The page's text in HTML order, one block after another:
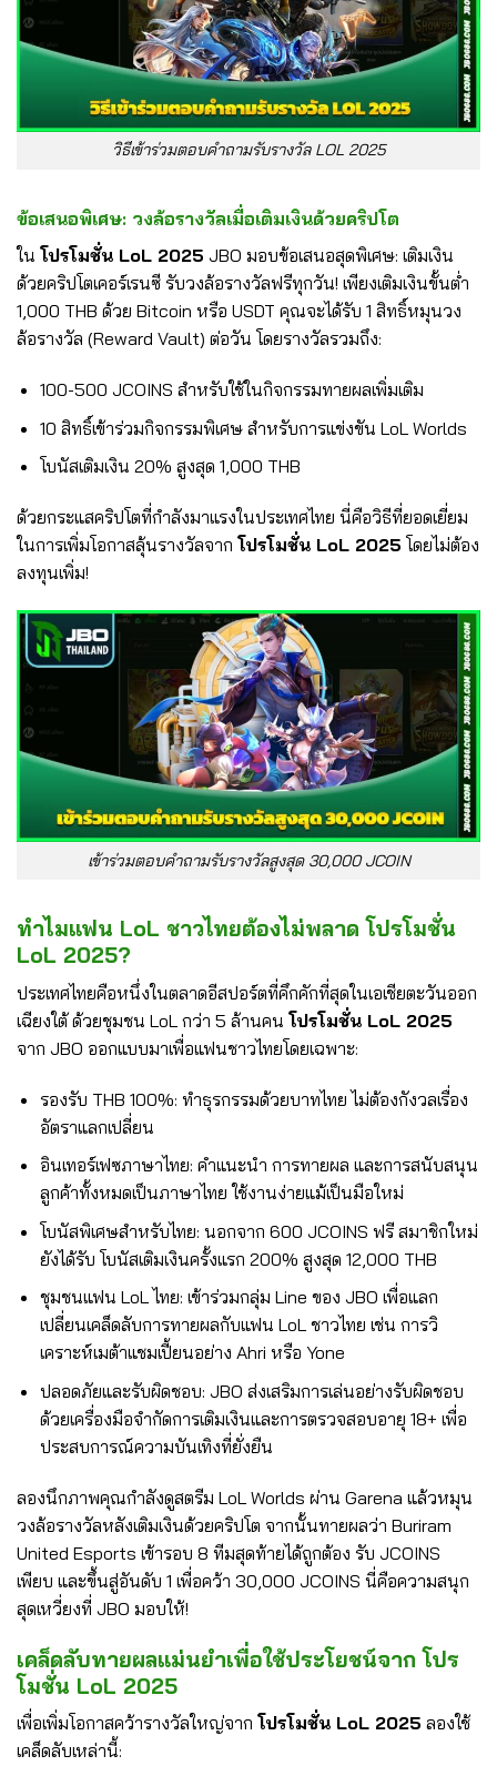
วิธีเข้าร่วมตอบคำถามรับรางวัล LOL 2025
ข้อเสนอพิเศษ: วงล้อรางวัลเมื่อเติมเงินด้วยคริปโต
ใน โปรโมชั่น LoL 2025 JBO มอบข้อเสนอสุดพิเศษ: เติมเงิน
ด้วยคริปโตเคอร์เรนซี รับวงล้อรางวัลฟรีทุกวัน! เพียงเติมเงินขั้นต่ำ
1,000 THB ด้วย Bitcoin หรือ USDT คุณจะได้รับ 1 สิทธิ์หมุนวง
ล้อรางวัล (Reward Vault) ต่อวัน โดยรางวัลรวมถึง:
100-500 JCOINS สำหรับใช้ในกิจกรรมทายผลเพิ่มเติม
10 สิทธิ์เข้าร่วมกิจกรรมพิเศษ สำหรับการแข่งขัน LoL Worlds
โบนัสเติมเงิน 20% สูงสุด 1,000 THB
ด้วยกระแสคริปโตที่กำลังมาแรงในประเทศไทย นี่คือวิธีที่ยอดเยี่ยม
ในการเพิ่มโอกาสลุ้นรางวัลจาก โปรโมชั่น LoL 2025 โดยไม่ต้อง
ลงทุนเพิ่ม!
เข้าร่วมตอบคำถามรับรางวัลสูงสุด 30,000 JCOIN
ทำไมแฟน LoL ชาวไทยต้องไม่พลาด โปรโมชั่น
LoL 2025?
ประเทศไทยคือหนึ่งในตลาดอีสปอร์ตที่คึกคักที่สุดในเอเชียตะวันออก
เฉียงใต้ ด้วยชุมชน LoL กว่า 5 ล้านคน โปรโมชั่น LoL 2025
จาก JBO ออกแบบมาเพื่อแฟนชาวไทยโดยเฉพาะ:
รองรับ THB 100%: ทำธุรกรรมด้วยบาทไทย ไม่ต้องกังวลเรื่อง
อัตราแลกเปลี่ยน
อินเทอร์เฟซภาษาไทย: คำแนะนำ การทายผล และการสนับสนุน
ลูกค้าทั้งหมดเป็นภาษาไทย ใช้งานง่ายแม้เป็นมือใหม่
โบนัสพิเศษสำหรับไทย: นอกจาก 600 JCOINS ฟรี สมาชิกใหม่
ยังได้รับ โบนัสเติมเงินครั้งแรก 200% สูงสุด 12,000 THB
ชุมชนแฟน LoL ไทย: เข้าร่วมกลุ่ม Line ของ JBO เพื่อแลก
เปลี่ยนเคล็ดลับการทายผลกับแฟน LoL ชาวไทย เช่น การวิ
เคราะห์เมต้าแชมเปี้ยนอย่าง Ahri หรือ Yone
ปลอดภัยและรับผิดชอบ: JBO ส่งเสริมการเล่นอย่างรับผิดชอบ
ด้วยเครื่องมือจำกัดการเติมเงินและการตรวจสอบอายุ 18+ เพื่อ
ประสบการณ์ความบันเทิงที่ยั่งยืน
ลองนึกภาพคุณกำลังดูสตรีม LoL Worlds ผ่าน Garena แล้วหมุน
วงล้อรางวัลหลังเติมเงินด้วยคริปโต จากนั้นทายผลว่า Buriram
United Esports เข้ารอบ 8 ทีมสุดท้ายได้ถูกต้อง รับ JCOINS
เพียบ และขึ้นสู่อันดับ 1 เพื่อคว้า 30,000 JCOINS นี่คือความสนุก
สุดเหวี่ยงที่ JBO มอบให้!
เคล็ดลับทายผลแม่นยำเพื่อใช้ประโยชน์จาก โปร
โมชั่น LoL 2025
เพื่อเพิ่มโอกาสคว้ารางวัลใหญ่จาก โปรโมชั่น LoL 2025 ลองใช้
เคล็ดลับเหล่านี้: